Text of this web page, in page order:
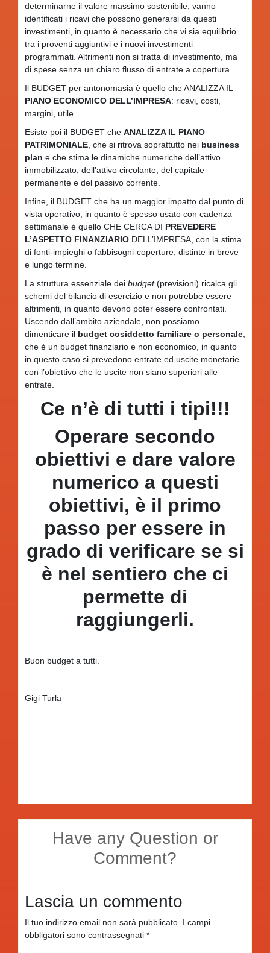
determinarne il valore massimo sostenibile, vanno
identificati i ricavi che possono generarsi da questi
investimenti, in quanto è necessario che vi sia equilibrio
tra i proventi aggiuntivi e i nuovi investimenti
programmati. Altrimenti non si tratta di investimento, ma
di spese senza un chiaro flusso di entrate a copertura.
Il BUDGET per antonomasia è quello che ANALIZZA IL
PIANO ECONOMICO DELL’IMPRESA: ricavi, costi,
margini, utile.
Esiste poi il BUDGET che ANALIZZA IL PIANO
PATRIMONIALE , che si ritrova soprattutto nei business
plan e che stima le dinamiche numeriche dell’attivo
immobilizzato, dell’attivo circolante, del capitale
permanente e del passivo corrente.
Infine, il BUDGET che ha un maggior impatto dal punto di
vista operativo, in quanto è spesso usato con cadenza
settimanale è quello CHE CERCA DI PREVEDERE
L’ASPETTO FINANZIARIO DELL’IMPRESA, con la stima
di fonti-impieghi o fabbisogni-coperture, distinte in breve
e lungo termine.
La struttura essenziale dei budget(previsioni) ricalca gli
schemi del bilancio di esercizio e non potrebbe essere
altrimenti, in quanto devono poter essere confrontati.
Uscendo dall’ambito aziendale, non possiamo
dimenticare il budget cosiddetto familiare o personale
che è un budget finanziario e non economico, in quanto
in questo caso si prevedono entrate ed uscite monetarie
con l’obiettivo che le uscite non siano superiori alle
entrate.
Ce n’è di tutti i tipi!!!
Operare secondo
obiettivi e dare valore
numerico a questi
obiettivi, è il primo
passo per essere in
grado di verificare se si
è nel sentiero che ci
permette di
raggiungerli.
Buon budget a tutti.
Gigi Turla
Have any Question or
Comment?
Lascia un commento
Il tuo indirizzo email non sarà pubblicato. I campi
obbligatori sono contrassegnati *